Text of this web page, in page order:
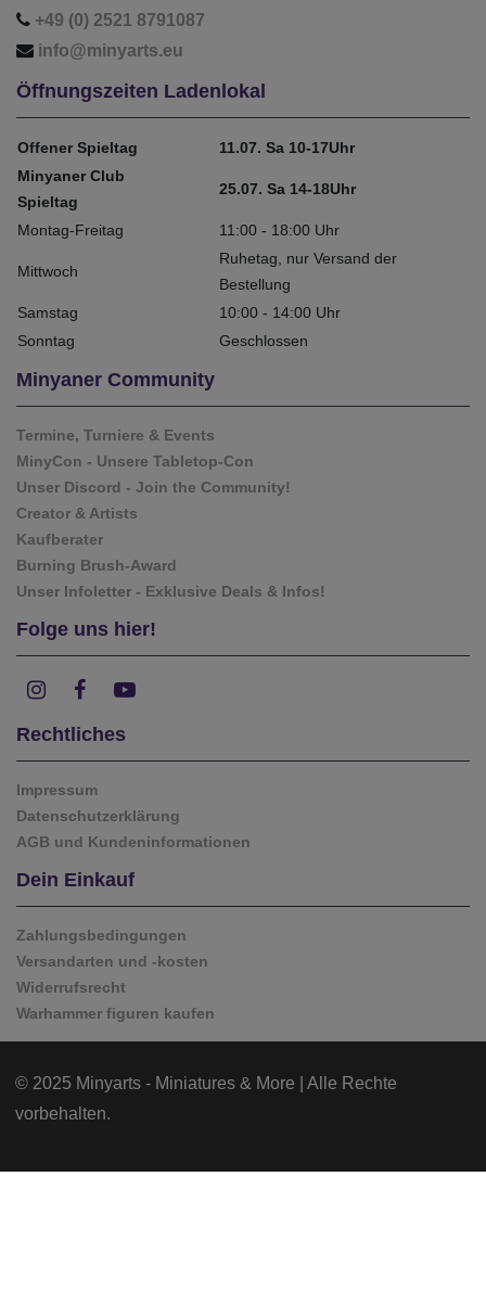
+49 (0) 2521 8791087
info@minyarts.eu
Öffnungszeiten Ladenlokal
Offener Spieltag
11.07. Sa 10-17Uhr
Minyaner Club
Spieltag
25.07. Sa 14-18Uhr
Montag-Freitag 11:00 - 18:00 Uhr
Mittwoch
Ruhetag, nur Versand der
Bestellung
Samstag
10:00 - 14:00 Uhr
Sonntag
Geschlossen
Minyaner Community
Termine, Turniere & Events
MinyCon - Unsere Tabletop-Con
Unser Discord - Join the Community!
Creator & Artists
Kaufberater
Burning Brush-Award
Unser Infoletter - Exklusive Deals & Infos!
Folge uns hier!
Rechtliches
Impressum
Datenschutzerklärung
AGB und Kundeninformationen
Dein Einkauf
Zahlungsbedingungen
Versandarten und -kosten
Widerrufsrecht
Warhammer figuren kaufen
© 2025 Minyarts - Miniatures & More | Alle Rechte
vorbehalten.